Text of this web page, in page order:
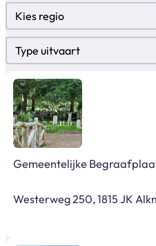
Regio
Select content
Type uitvaart
Select content
Gemeentelijke
Westerweg 250, 1815 JK